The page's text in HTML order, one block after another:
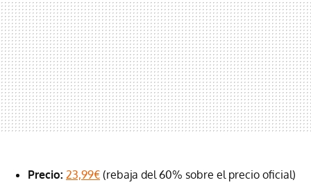
Precio: 23,99€ (rebaja del 60% sobre el precio oficial)